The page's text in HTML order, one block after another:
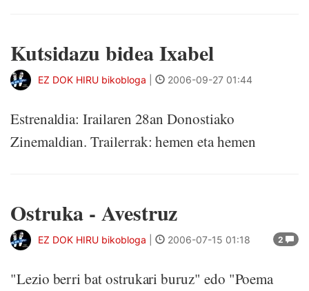
Kutsidazu bidea Ixabel
EZ DOK HIRU bikobloga 2006-09-27 01:44
Estrenaldia: Irailaren 28an Donostiako
Zinemaldian. Trailerrak: hemen eta hemen
Ostruka - Avestruz
2
EZ DOK HIRU bikobloga 2006-07-15 01:18
"Lezio berri bat ostrukari buruz" edo "Poema